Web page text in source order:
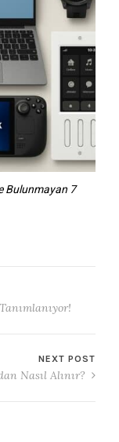
Bulunmayan 7
NEXT POST
Nasıl Alınır?